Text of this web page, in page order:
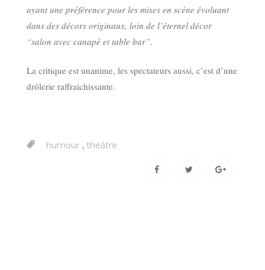
ayant une préférence pour les mises en scène évoluant
dans des décors originaux, loin de l’éternel décor
“salon avec canapé et table bar”.
La critique est unanime, les spectateurs aussi, c’est d’une
drôlerie raffraichissante.
humour , théâtre